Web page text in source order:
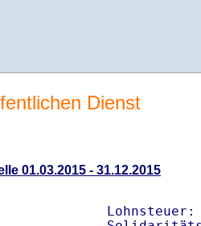
Dienst
01.03.2015 - 31.12.2015